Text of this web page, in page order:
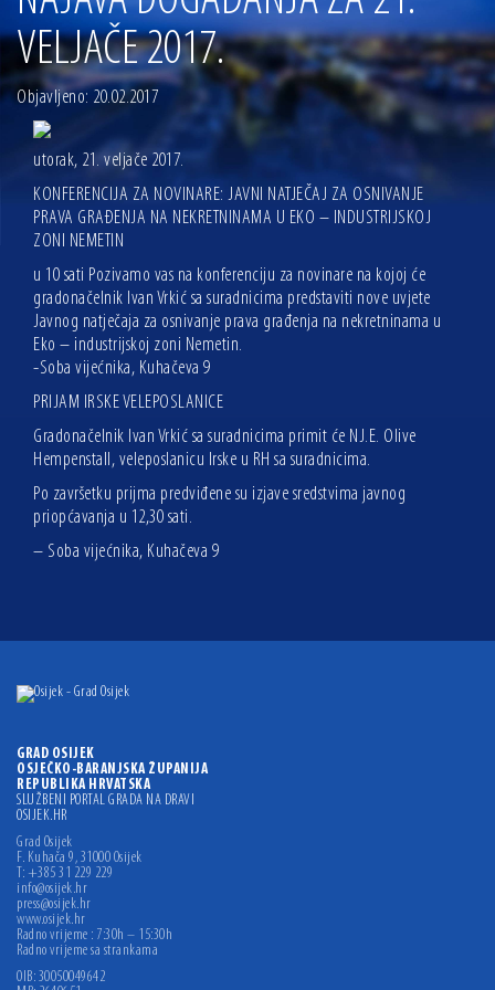
13.07.2026 | Ljetnim izdanjem Večeri vina i umjetnosti završen Vinski mjesec
07.07.2026 | Održana 8. sjednica Gradskog vijeća Grada Osijeka. Gradonačelnik
Radić istaknuo da je u osječke vrtiće upisan rekordan broj djece, te najavio cjelovitu
obnovu glavnog osječkog Trga Ante Starčevića
06.07.2026 | Brevis koncertom u Zlatnoj dvorani Musikvereina obilježio 30 godina
04.07.2026 | Zbog povoljnih vodostaja i pravodobnih mjera komarci ove godine pod
kontrolom
04.08.2026 | U Osijeku obilježen Dan pobjede i domovinske zahvalnosti i Dan
hrvatskih branitelja
VELJAČE 2017.
Objavljeno: 20.02.2017
utorak, 21. veljače 2017.
KONFERENCIJA ZA NOVINARE: JAVNI NATJEČAJ ZA OSNIVANJE
PRAVA GRAĐENJA NA NEKRETNINAMA U EKO – INDUSTRIJSKOJ
ZONI NEMETIN
u 10 sati Pozivamo vas na konferenciju za novinare na kojoj će
gradonačelnik Ivan Vrkić sa suradnicima predstaviti nove uvjete
Javnog natječaja za osnivanje prava građenja na nekretninama u
Eko – industrijskoj zoni Nemetin.
-Soba vijećnika, Kuhačeva 9
PRIJAM IRSKE VELEPOSLANICE
Gradonačelnik Ivan Vrkić sa suradnicima primit će NJ.E. Olive
Hempenstall, veleposlanicu Irske u RH sa suradnicima.
Po završetku prijma predviđene su izjave sredstvima javnog
priopćavanja u 12,30 sati.
– Soba vijećnika, Kuhačeva 9
GRAD OSIJEK
OSJEČKO-BARANJSKA ŽUPANIJA
REPUBLIKA HRVATSKA
SLUŽBENI PORTAL GRADA NA DRAVI
OSIJEK.HR
Grad Osijek
F. Kuhača 9, 31000 Osijek
T: +385 31 229 229
info@osijek.hr
press@osijek.hr
www.osijek.hr
Radno vrijeme : 7:30h – 15:30h
Radno vrijeme sa strankama
OIB: 30050049642